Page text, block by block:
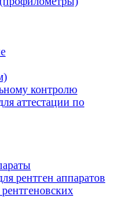
контролю
аттестации по
рентген аппаратов